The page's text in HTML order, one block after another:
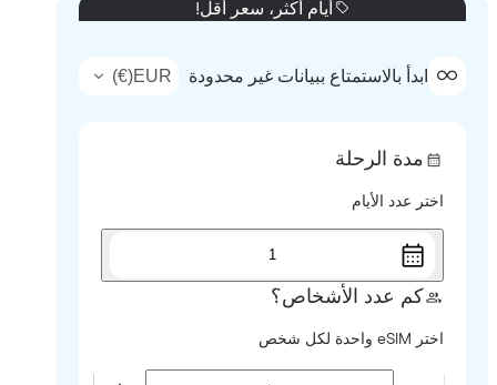
أيام أكثر، سعر أقل!
ابدأ بالاستمتاع ببيانات غير محدودة EUR
€
)
مدة الرحلة
اختر عدد الأيام
كم عدد الأشخاص؟